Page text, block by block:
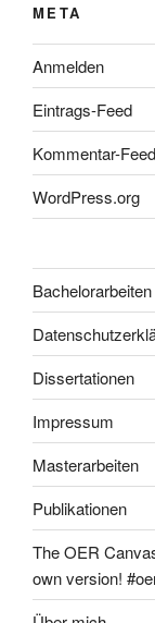
META
Anmelden
Eintrags-Feed
Kommentar-Feed
WordPress.org
Bachelorarbeiten
Dissertationen
Impressum
Masterarbeiten
Publikationen
The OER
own version!